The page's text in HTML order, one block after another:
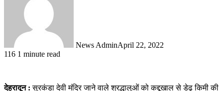
News AdminApril 22, 2022
116 1 minute read
देहरादून : सुरकंडा देवी मंदिर जाने वाले श्रद्धालुओं को कद्दूखाल से डेढ़ किमी की